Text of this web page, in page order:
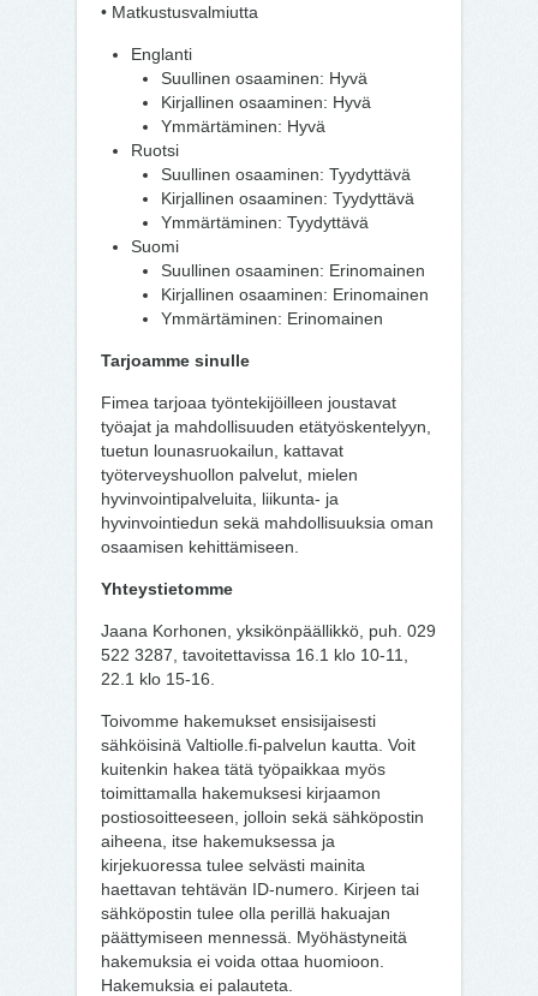
• Matkustusvalmiutta
Englanti
Suullinen osaaminen: Hyvä
Kirjallinen osaaminen: Hyvä
Ymmärtäminen: Hyvä
Ruotsi
Suullinen osaaminen: Tyydyttävä
Kirjallinen osaaminen: Tyydyttävä
Ymmärtäminen: Tyydyttävä
Suomi
Suullinen osaaminen: Erinomainen
Kirjallinen osaaminen: Erinomainen
Ymmärtäminen: Erinomainen
Tarjoamme sinulle
Fimea tarjoaa työntekijöilleen joustavat
työajat ja mahdollisuuden etätyöskentelyyn,
tuetun lounasruokailun, kattavat
työterveyshuollon palvelut, mielen
hyvinvointipalveluita, liikunta- ja
hyvinvointiedun sekä mahdollisuuksia oman
osaamisen kehittämiseen.
Yhteystietomme
Jaana Korhonen, yksikönpäällikkö, puh. 029
522 3287, tavoitettavissa 16.1 klo 10-11,
22.1 klo 15-16.
Toivomme hakemukset ensisijaisesti
sähköisinä Valtiolle.fi-palvelun kautta. Voit
kuitenkin hakea tätä työpaikkaa myös
toimittamalla hakemuksesi kirjaamon
postiosoitteeseen, jolloin sekä sähköpostin
aiheena, itse hakemuksessa ja
kirjekuoressa tulee selvästi mainita
haettavan tehtävän ID-numero. Kirjeen tai
sähköpostin tulee olla perillä hakuajan
päättymiseen mennessä. Myöhästyneitä
hakemuksia ei voida ottaa huomioon.
Hakemuksia ei palauteta.